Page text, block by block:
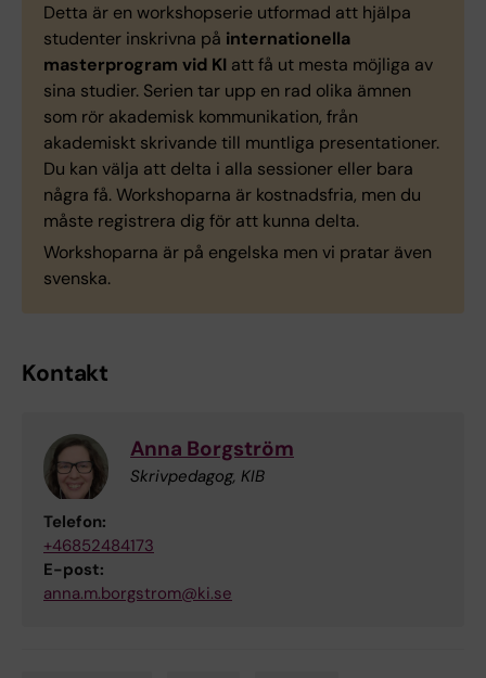
Detta är en workshopserie utformad att hjälpa
studenter inskrivna på internationella
masterprogram vid KI att få ut mesta möjliga av
sina studier. Serien tar upp en rad olika ämnen
som rör akademisk kommunikation, från
akademiskt skrivande till muntliga presentationer.
Du kan välja att delta i alla sessioner eller bara
några få. Workshoparna är kostnadsfria, men du
måste registrera dig för att kunna delta.
Workshoparna är på engelska men vi pratar även
svenska.
Kontakt
Anna Borgström
Skrivpedagog, KIB
Telefon:
+46852484173
E-post:
anna.m.borgstrom@ki.se